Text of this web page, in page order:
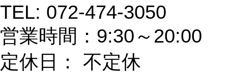
TEL: 072-474-3050
営業時間：9:30～20:00
定休日： 不定休